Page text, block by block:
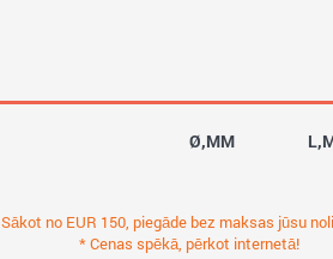
Ø,MM
Sākot no EUR 150, piegāde bez maksas jūsu
* Cenas spēkā, pērkot internetā!